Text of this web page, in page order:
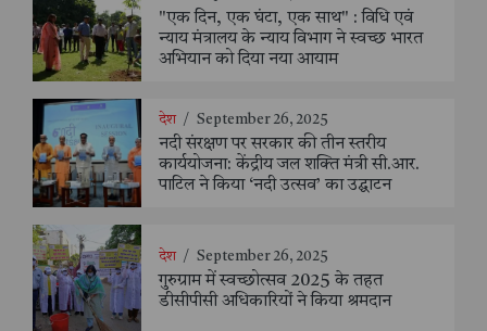
"एक दिन, एक घंटा, एक साथ" : विधि एवं
न्याय मंत्रालय के न्याय विभाग ने स्वच्छ भारत
अभियान को दिया नया आयाम
देश / September 26, 2025
नदी संरक्षण पर सरकार की तीन स्तरीय
कार्ययोजना: केंद्रीय जल शक्ति मंत्री सी.आर.
पाटिल ने किया ‘नदी उत्सव’ का उद्घाटन
देश / September 26, 2025
गुरुग्राम में स्वच्छोत्सव 2025 के तहत
डीसीपीसी अधिकारियों ने किया श्रमदान